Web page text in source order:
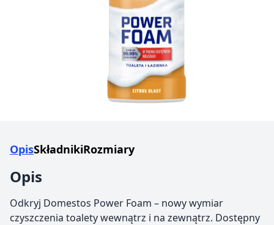
OpisSkładnikiRozmiary
Opis
Odkryj Domestos Power Foam – nowy wymiar
czyszczenia toalety wewnątrz i na zewnątrz. Dostępny